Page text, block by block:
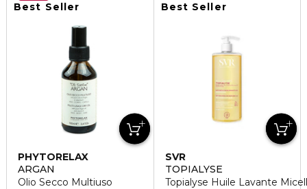
Best Seller
PHYTORELAX
ARGAN
Olio Secco Multiuso
Best Seller
SVR
TOPIALYSE
Topialyse Huile Lavante